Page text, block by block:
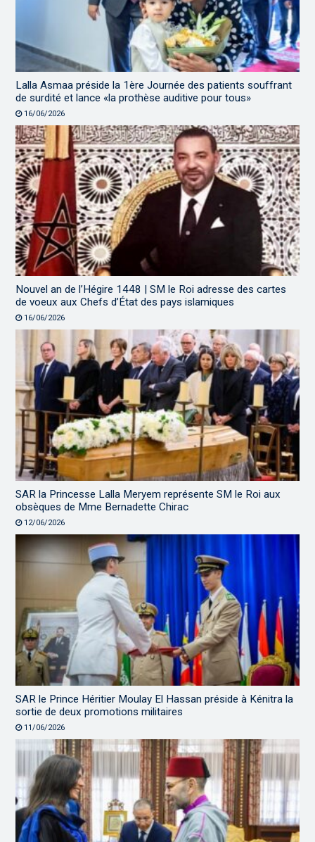
Lalla Asmaa préside la 1ère Journée des patients souffrant
de surdité et lance «la prothèse auditive pour tous»
16/06/2026
Nouvel an de l’Hégire 1448 | SM le Roi adresse des cartes
de voeux aux Chefs d’État des pays islamiques
16/06/2026
SAR la Princesse Lalla Meryem représente SM le Roi aux
obsèques de Mme Bernadette Chirac
12/06/2026
SAR le Prince Héritier Moulay El Hassan préside à Kénitra la
sortie de deux promotions militaires
11/06/2026